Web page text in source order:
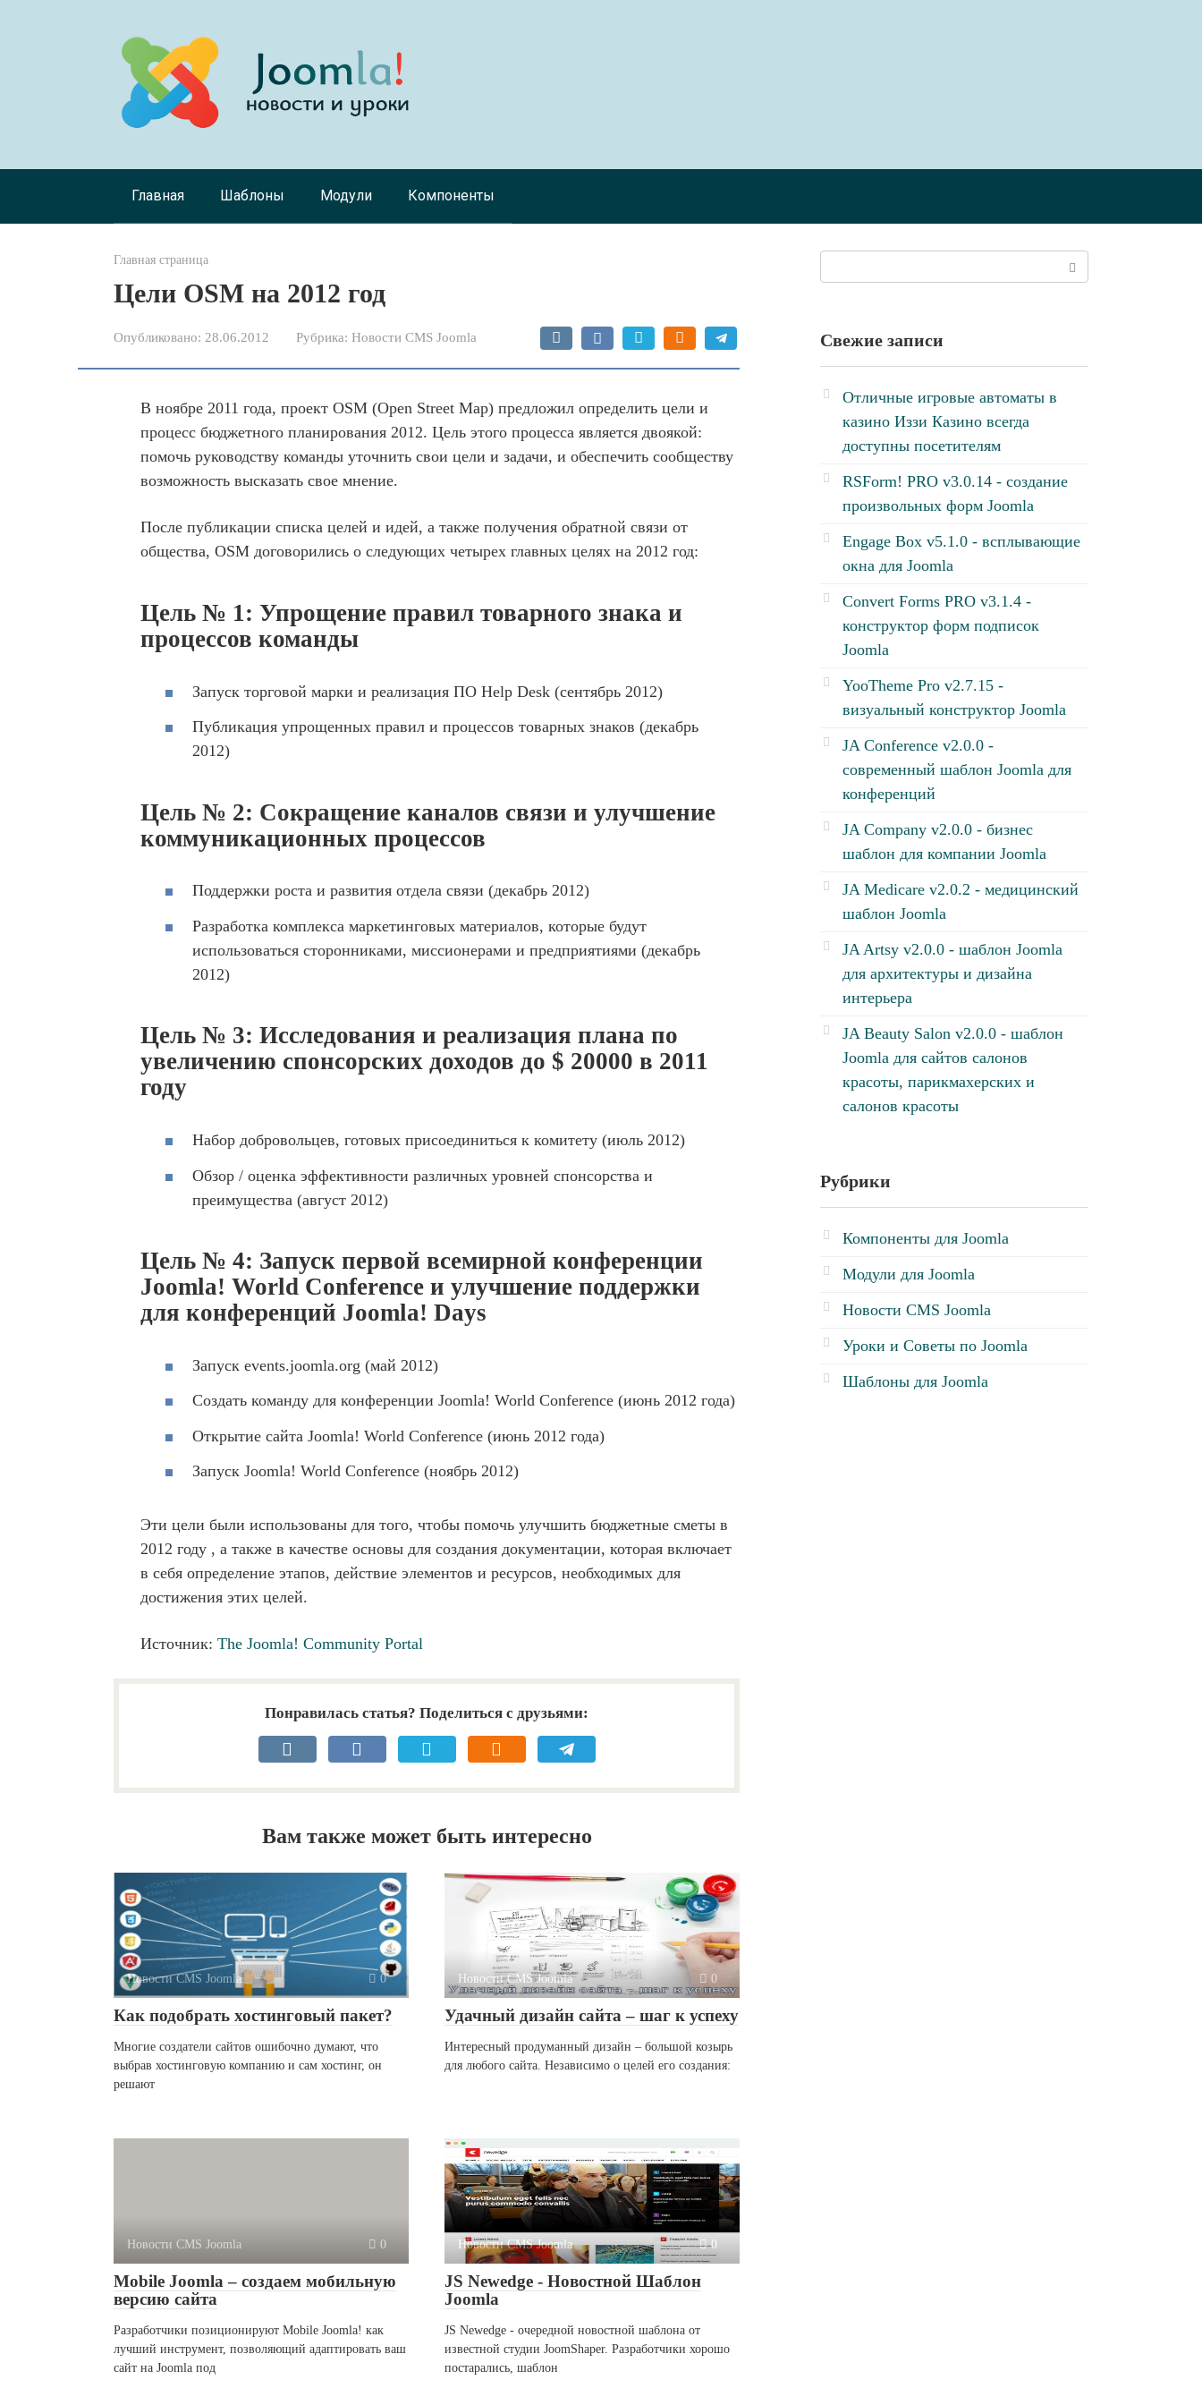
Главная Шаблоны Модули Компоненты
Главная страница
Цели OSM на 2012 год
Опубликовано: 28.06.2012 Рубрика: Новости CMS Joomla
В ноябре 2011 года, проект OSM (Open Street Map) предложил определить цели и
процесс бюджетного планирования 2012. Цель этого процесса является двоякой:
помочь руководству команды уточнить свои цели и задачи, и обеспечить сообществу
возможность высказать свое мнение.
После публикации списка целей и идей, а также получения обратной связи от
общества, OSM договорились о следующих четырех главных целях на 2012 год:
Цель № 1: Упрощение правил товарного знака и
процессов команды
Запуск торговой марки и реализация ПО Help Desk (сентябрь 2012)
Публикация упрощенных правил и процессов товарных знаков (декабрь
2012)
Цель № 2: Сокращение каналов связи и улучшение
коммуникационных процессов
Поддержки роста и развития отдела связи (декабрь 2012)
Разработка комплекса маркетинговых материалов, которые будут
использоваться сторонниками, миссионерами и предприятиями (декабрь
2012)
Цель № 3: Исследования и реализация плана по
увеличению спонсорских доходов до $ 20000 в 2011
году
Набор добровольцев, готовых присоединиться к комитету (июль 2012)
Обзор / оценка эффективности различных уровней спонсорства и
преимущества (август 2012)
Цель № 4: Запуск первой всемирной конференции
Joomla! World Conference и улучшение поддержки
для конференций Joomla! Days
Запуск events.joomla.org (май 2012)
Создать команду для конференции Joomla! World Conference (июнь 2012 года)
Открытие сайта Joomla! World Conference (июнь 2012 года)
Запуск Joomla! World Conference (ноябрь 2012)
Эти цели были использованы для того, чтобы помочь улучшить бюджетные сметы в
2012 году , а также в качестве основы для создания документации, которая включает
в себя определение этапов, действие элементов и ресурсов, необходимых для
достижения этих целей.
Источник: The Joomla! Community Portal
Понравилась статья? Поделиться с друзьями:
Вам также может быть интересно
Новости CMS Joomla 0
Как подобрать хостинговый пакет?
Многие создатели сайтов ошибочно думают, что
выбрав хостинговую компанию и сам хостинг, он
решают
Новости CMS Joomla 0
Удачный дизайн сайта – шаг к успеху
Интересный продуманный дизайн – большой козырь
для любого сайта. Независимо о целей его создания:
Новости CMS Joomla 0
Mobile Joomla – создаем мобильную
версию сайта
Разработчики позиционируют Mobile Joomla! как
лучший инструмент, позволяющий адаптировать ваш
сайт на Joomla под
Новости CMS Joomla 0
JS Newedge - Новостной Шаблон
Joomla
JS Newedge - очередной новостной шаблона от
известной студии JoomShaper. Разработчики хорошо
постарались, шаблон
Свежие записи
Отличные игровые автоматы в
казино Иззи Казино всегда
доступны посетителям
RSForm! PRO v3.0.14 - создание
произвольных форм Joomla
Engage Box v5.1.0 - всплывающие
окна для Joomla
Convert Forms PRO v3.1.4 -
конструктор форм подписок
Joomla
YooTheme Pro v2.7.15 -
визуальный конструктор Joomla
JA Conference v2.0.0 -
современный шаблон Joomla для
конференций
JA Company v2.0.0 - бизнес
шаблон для компании Joomla
JA Medicare v2.0.2 - медицинский
шаблон Joomla
JA Artsy v2.0.0 - шаблон Joomla
для архитектуры и дизайна
интерьера
JA Beauty Salon v2.0.0 - шаблон
Joomla для сайтов салонов
красоты, парикмахерских и
салонов красоты
Рубрики
Компоненты для Joomla
Модули для Joomla
Новости CMS Joomla
Уроки и Советы по Joomla
Шаблоны для Joomla